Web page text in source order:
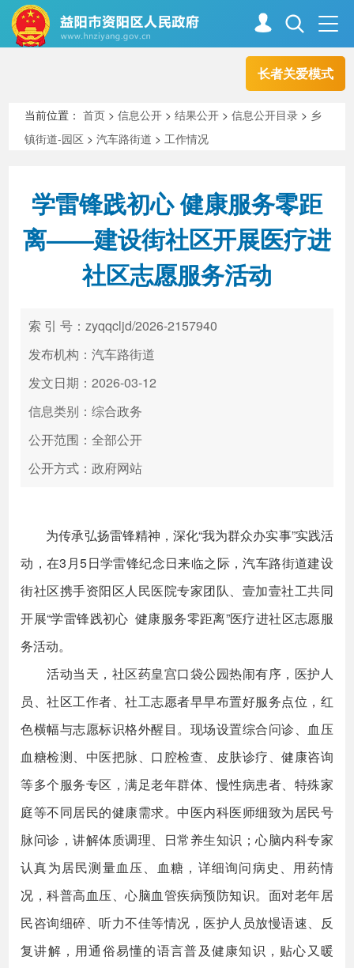
长者关爱模式
走进资阳
新闻中心 解读回应
政务服务 互动交流
高效办成一件事
当前位置：首页 >信息公开 >结果公开 >信息公开目录 > 乡
镇街道-园区 >汽车路街道 >工作情况
学雷锋践初心 健康服务零距
离——建设街社区开展医疗进
社区志愿服务活动
索 引 号：zyqqcljd/2026-2157940
发布机构：汽车路街道
发文日期：2026-03-12
信息类别：综合政务
公开范围：全部公开
公开方式：政府网站
为传承弘扬雷锋精神，深化“我为群众办实事”实践活
动，在3月5日学雷锋纪念日来临之际，汽车路街道建设
街社区携手资阳区人民医院专家团队、壹加壹社工共同
开展“学雷锋践初心 健康服务零距离”医疗进社区志愿服
务活动。
活动当天，社区药皇宫口袋公园热闹有序，医护人
员、社区工作者、社工志愿者早早布置好服务点位，红
色横幅与志愿标识格外醒目。现场设置综合问诊、血压
血糖检测、中医把脉、口腔检查、皮肤诊疗、健康咨询
等多个服务专区，满足老年群体、慢性病患者、特殊家
庭等不同居民的健康需求。中医内科医师细致为居民号
脉问诊，讲解体质调理、日常养生知识；心脑内科专家
认真为居民测量血压、血糖，详细询问病史、用药情
况，科普高血压、心脑血管疾病预防知识。面对老年居
民咨询细碎、听力不佳等情况，医护人员放慢语速、反
复讲解，用通俗易懂的语言普及健康知识，贴心又暖